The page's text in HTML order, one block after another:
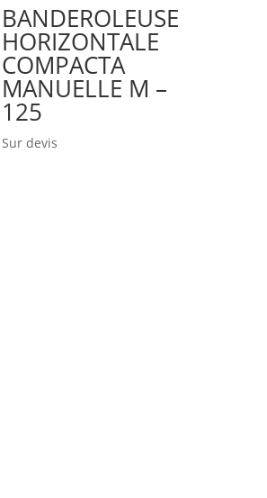
BANDEROLEUSE
HORIZONTALE
COMPACTA
MANUELLE M –
125
Sur devis